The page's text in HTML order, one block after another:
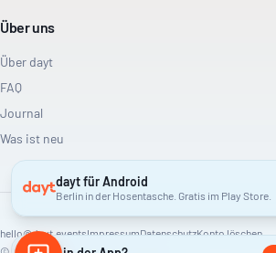
Über uns
Über dayt
FAQ
Journal
Was ist neu
hello@dayt.eventsImpressumDatenschutzKonto löschen
dayt für Android
Berlin in der Hosentasche. Gratis im Play Store.